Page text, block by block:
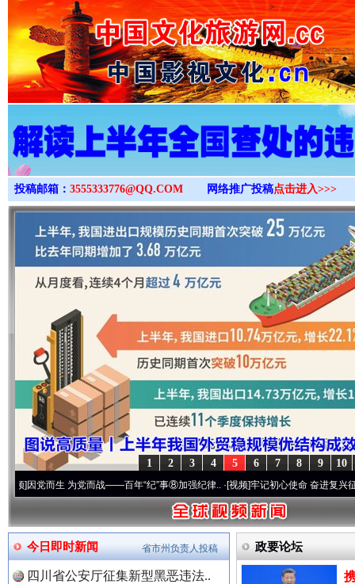
>
投稿邮箱： 3555333776@QQ.COM 网络推广投稿点击进入>>>
10
9
8
7
6
5
4
3
2
1
生 为党而战——百年“纪”事⑧加强纪律..·[视频]牢记初心使命 奋进复兴征程丨“转折之
今日即时新闻
四川省公安厅征集新型黑恶违法..
省市州负责人投稿 政要论坛
“后车司机肯定在骂我” 全民健
世界屋脊 天路回响 永